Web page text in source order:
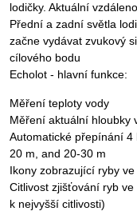
lodičky. Aktuální
Přední a zadní světla
začne vydávat zvukový
cílového bodu
Echolot - hlavní funkce:
Měření teploty vody
Měření aktuální hloubky
Automatické přepínání
20 m, and 20-30 m
Ikony zobrazující ryby
Citlivost zjišťování ryb
k nejvyšší citlivosti)